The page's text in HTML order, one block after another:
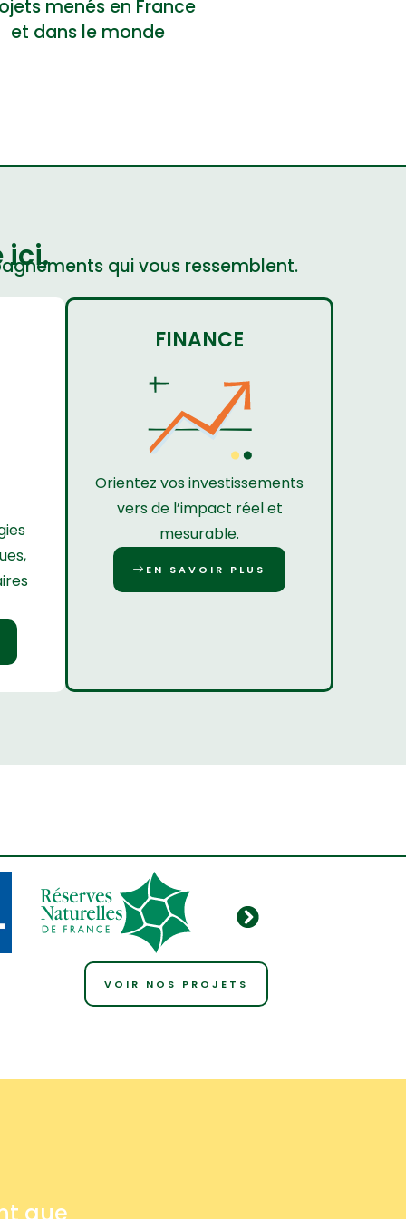
menés en France
et dans le monde
ici. qui vous ressemblent.
FINANCE
Orientez vos investissements
vers de l’impact réel et
mesurable.
EN SAVOIR PLUS
VOIR NOS PROJETS